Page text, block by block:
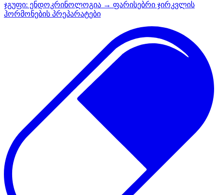
ჯგუფი: ენდოკრინოლოგია → ფარისებრი ჯირკვლის
ჰორმონების პრეპარატები